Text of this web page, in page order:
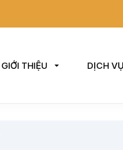
GIỚI THIỆU DỊCH VỤ